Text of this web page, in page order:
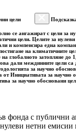
цели
се ангажират с цели за
цели. Целите за нулеви
и компенсира една
на климатичните
глобалното затопляне до
дали междинните цели са
за научно
от Инициативата за научно
за научно обосновани
фонда с публични
нетни емисии